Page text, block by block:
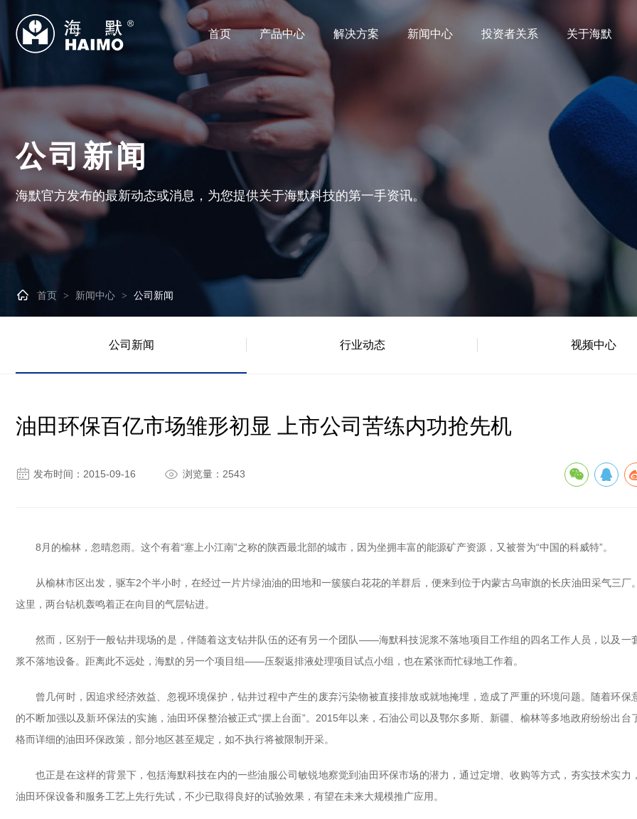
首页 产品中心 解决方案 新闻中心 投资者关系 关于海默
公司新闻
海默官方发布的最新动态或消息，为您提供关于海默科技的第一手资讯。
 首页 > 新闻中心 > 公司新闻
公司新闻 行业动态 视频中心
油田环保百亿市场雏形初显 上市公司苦练内功抢先机
 发布时间：2015-09-16  浏览量：2543
8月的榆林，忽晴忽雨。这个有着“塞上小江南”之称的陕西最北部的城市，因为坐拥丰富的能源矿产资源，又被誉为“中国的科威特”。
从榆林市区出发，驱车2个半小时，在经过一片片绿油油的田地和一簇簇白花花的羊群后，便来到位于内蒙古乌审旗的长庆油田采气三厂
这里，两台钻机轰鸣着正在向目的气层钻进。
然而，区别于一般钻井现场的是，伴随着这支钻井队伍的还有另一个团队——海默科技泥浆不落地项目工作组的四名工作人员，以及一
浆不落地设备。距离此不远处，海默的另一个项目组——压裂返排液处理项目试点小组，也在紧张而忙碌地工作着。
曾几何时，因追求经济效益、忽视环境保护，钻井过程中产生的废弃污染物被直接排放或就地掩埋，造成了严重的环境问题。随着环保
的不断加强以及新环保法的实施，油田环保整治被正式“摆上台面”。2015年以来，石油公司以及鄂尔多斯、新疆、榆林等多地政府纷纷出台
格而详细的油田环保政策，部分地区甚至规定，如不执行将被限制开采。
也正是在这样的背景下，包括海默科技在内的一些油服公司敏锐地察觉到油田环保市场的潜力，通过定增、收购等方式，夯实技术实力
油田环保设备和服务工艺上先行先试，不少已取得良好的试验效果，有望在未来大规模推广应用。